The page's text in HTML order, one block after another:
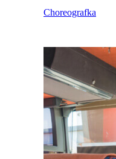
Choreografka